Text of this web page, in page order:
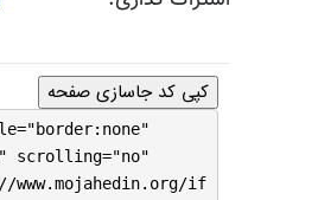
کپی کد جاسازی صفحه
scrolling="no"
if